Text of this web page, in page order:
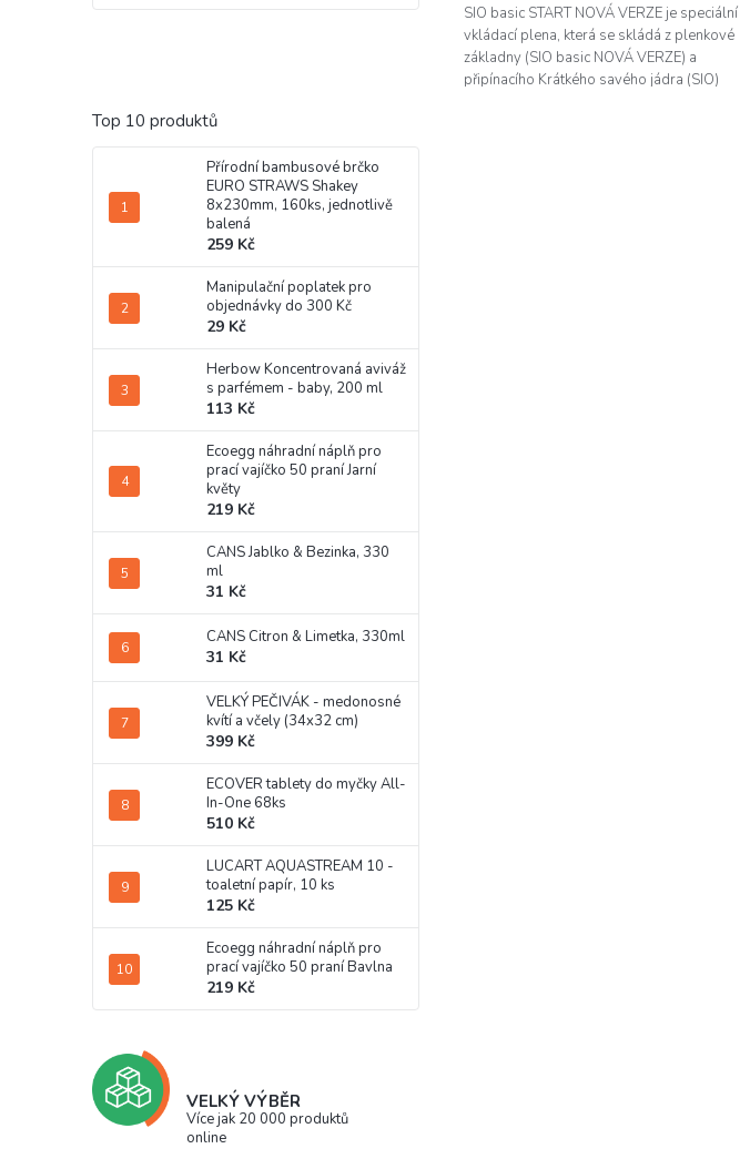
Top 10 produktů
Přírodní bambusové brčko
EURO STRAWS Shakey
8x230mm, 160ks, jednotlivě
balená
259 Kč
Manipulační poplatek pro
objednávky do 300 Kč
29 Kč
Herbow Koncentrovaná aviváž
s parfémem - baby, 200 ml
113 Kč
Ecoegg náhradní náplň pro
prací vajíčko 50 praní Jarní
květy
219 Kč
CANS Jablko & Bezinka, 330
ml
31 Kč
CANS Citron & Limetka, 330ml
31 Kč
VELKÝ PEČIVÁK - medonosné
kvítí a včely (34x32 cm)
399 Kč
ECOVER tablety do myčky All-
In-One 68ks
510 Kč
LUCART AQUASTREAM 10 -
toaletní papír, 10 ks
125 Kč
Ecoegg náhradní náplň pro
prací vajíčko 50 praní Bavlna
219 Kč
VELKÝ VÝBĚR
Více jak 20 000 produktů
online
z
5
hvězdiček.
SIO basic START NOVÁ VERZE je speciální
vkládací plena, která se skládá z plenkové
základny (SIO basic NOVÁ VERZE) a
připínacího Krátkého savého jádra (SIO)